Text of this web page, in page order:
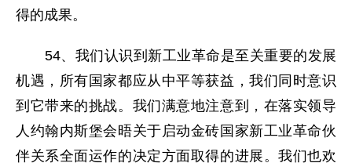
得的成果。
54、我们认识到新工业革命是至关重要的发展
机遇，所有国家都应从中平等获益，我们同时意识
到它带来的挑战。我们满意地注意到，在落实领导
人约翰内斯堡会晤关于启动金砖国家新工业革命伙
伴关系全面运作的决定方面取得的进展。我们也欢